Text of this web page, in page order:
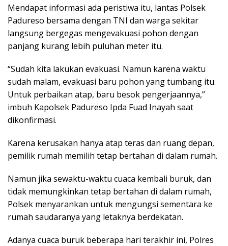
Mendapat informasi ada peristiwa itu, lantas Polsek
Padureso bersama dengan TNI dan warga sekitar
langsung bergegas mengevakuasi pohon dengan
panjang kurang lebih puluhan meter itu.
“Sudah kita lakukan evakuasi. Namun karena waktu
sudah malam, evakuasi baru pohon yang tumbang itu.
Untuk perbaikan atap, baru besok pengerjaannya,”
imbuh Kapolsek Padureso Ipda Fuad Inayah saat
dikonfirmasi.
Karena kerusakan hanya atap teras dan ruang depan,
pemilik rumah memilih tetap bertahan di dalam rumah.
Namun jika sewaktu-waktu cuaca kembali buruk, dan
tidak memungkinkan tetap bertahan di dalam rumah,
Polsek menyarankan untuk mengungsi sementara ke
rumah saudaranya yang letaknya berdekatan.
Adanya cuaca buruk beberapa hari terakhir ini, Polres